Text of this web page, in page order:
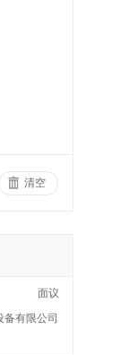
清空
面议
有限公司